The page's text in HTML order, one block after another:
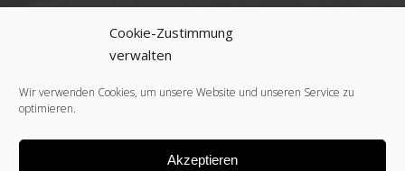
Cookie-Zustimmung
verwalten
Wir verwenden Cookies, um unsere Website und unseren Service zu
optimieren.
Akzeptieren
AGB (B2B)
COOKIE-RICHTLINIE (EU)